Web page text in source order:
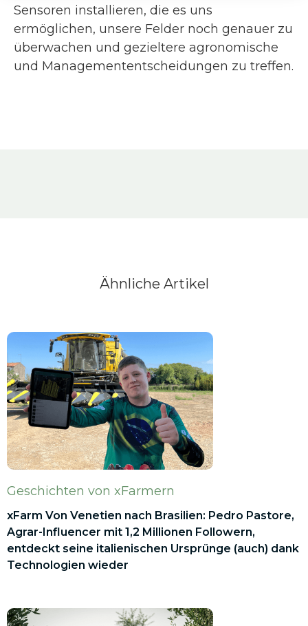
Sensoren installieren, die es uns
ermöglichen, unsere Felder noch genauer zu
überwachen und gezieltere agronomische
und Managemententscheidungen zu treffen.
Ähnliche Artikel
Geschichten von xFarmern
xFarm Von Venetien nach Brasilien: Pedro Pastore,
Agrar-Influencer mit 1,2 Millionen Followern,
entdeckt seine italienischen Ursprünge (auch) dank
Technologien wieder